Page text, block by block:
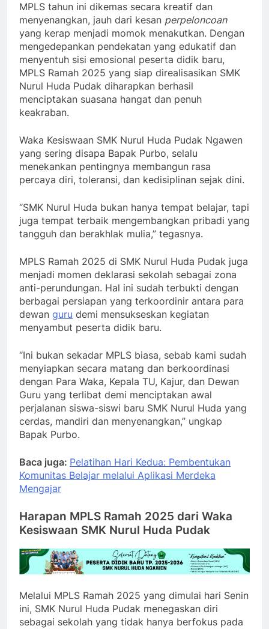
MPLS tahun ini dikemas secara kreatif dan
menyenangkan, jauh dari kesan perpeloncoan
yang kerap menjadi momok menakutkan. Dengan
mengedepankan pendekatan yang edukatif dan
menyentuh sisi emosional peserta didik baru,
MPLS Ramah 2025 yang siap direalisasikan SMK
Nurul Huda Pudak diharapkan berhasil
menciptakan suasana hangat dan penuh
keakraban.
Waka Kesiswaan SMK Nurul Huda Pudak Ngawen
yang sering disapa Bapak Purbo, selalu
menekankan pentingnya membangun rasa
percaya diri, toleransi, dan kedisiplinan sejak dini.
“SMK Nurul Huda bukan hanya tempat belajar, tapi
juga tempat terbaik mengembangkan pribadi yang
tangguh dan berakhlak mulia,” tegasnya.
MPLS Ramah 2025 di SMK Nurul Huda Pudak juga
menjadi momen deklarasi sekolah sebagai zona
anti-perundungan. Hal ini sudah terbukti dengan
berbagai persiapan yang terkoordinir antara para
dewan guru demi mensukseskan kegiatan
menyambut peserta didik baru.
“Ini bukan sekadar MPLS biasa, sebab kami sudah
menyiapkan secara matang dan berkoordinasi
dengan Para Waka, Kepala TU, Kajur, dan Dewan
Guru yang terlibat demi menciptakan awal
perjalanan siswa-siswi baru SMK Nurul Huda yang
cerdas, mandiri dan menyenangkan,” ungkap
Bapak Purbo.
Baca juga: Pelatihan Hari Kedua: Pembentukan
Komunitas Belajar melalui Aplikasi Merdeka
Mengajar
Harapan MPLS Ramah 2025 dari Waka
Kesiswaan SMK Nurul Huda Pudak
Melalui MPLS Ramah 2025 yang dimulai hari Senin
ini, SMK Nurul Huda Pudak menegaskan diri
sebagai sekolah yang tidak hanya berfokus pada